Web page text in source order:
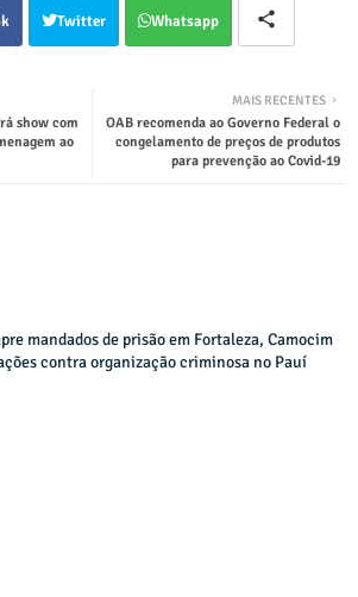
Twitter Whatsapp
MAIS RECENTES
OAB recomenda ao Governo Federal o
congelamento de preços de produtos
para prevenção ao Covid-19
show com
ao